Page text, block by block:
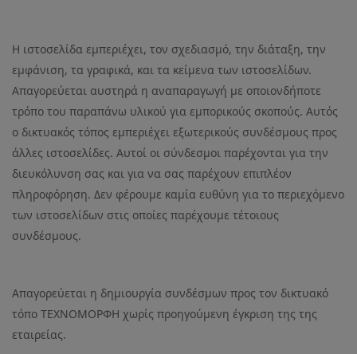
Η ιστοσελίδα εμπεριέχει, τον σχεδιασμό, την διάταξη, την
εμφάνιση, τα γραφικά, και τα κείμενα των ιστοσελίδων.
Απαγορεύεται αυστηρά η αναπαραγωγή με οποιονδήποτε
τρόπο του παραπάνω υλικού για εμπορικούς σκοπούς. Αυτός
ο δικτυακός τόπος εμπεριέχει εξωτερικούς συνδέσμους προς
άλλες ιστοσελίδες. Αυτοί οι σύνδεσμοι παρέχονται για την
διευκόλυνση σας και για να σας παρέχουν επιπλέον
πληροφόρηση. Δεν φέρουμε καμία ευθύνη για το περιεχόμενο
των ιστοσελίδων στις οποίες παρέχουμε τέτοιους
συνδέσμους.
Απαγορεύεται η δημιουργία συνδέσμων προς τον δικτυακό
τόπο ΤΕΧΝΟΜΟΡΦΗ χωρίς προηγούμενη έγκριση της της
εταιρείας.